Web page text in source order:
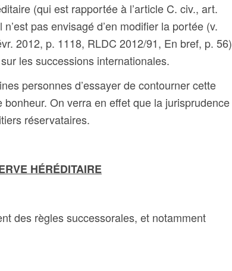
(qui est rapportée à l’article C. civ., art.
pas envisagé d’en modifier la portée (v.
2012, p. 1118, RLDC 2012/91, En bref, p. 56)
les successions internationales.
personnes d’essayer de contourner cette
On verra en effet que la jurisprudence
réservataires.
HÉRÉDITAIRE
des règles successorales, et notamment